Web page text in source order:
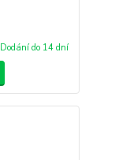
Dodání do 14 dní